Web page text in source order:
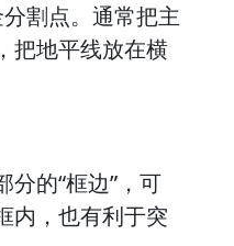
割点。通常把主
把地平线放在横
分的“框边”，可
内，也有利于突